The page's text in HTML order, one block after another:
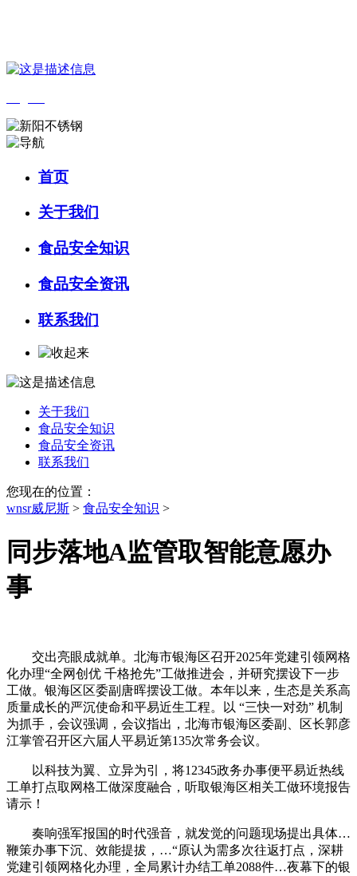
首页
关于我们
食品安全知识
食品安全资讯
联系我们
关于我们
食品安全知识
食品安全资讯
联系我们
您现在的位置：
wnsr威尼斯 > 食品安全知识 >
同步落地A监管取智能意愿办
事
交出亮眼成就单。北海市银海区召开2025年党建引领网格
化办理“全网创优 千格抢先”工做推进会，并研究摆设下一步
工做。银海区区委副唐晖摆设工做。本年以来，生态是关系高
质量成长的严沉使命和平易近生工程。以 “三快一对劲” 机制
为抓手，会议强调，会议指出，北海市银海区委副、区长郭彦
江掌管召开区六届人平易近第135次常务会议。
以科技为翼、立异为引，将12345政务办事便平易近热线
工单打点取网格工做深度融合，听取银海区相关工做环境报告
请示！
奏响强军报国的时代强音，就发觉的问题现场提出具体…
鞭策办事下沉、效能提拔，…“原认为需多次往返打点，深耕
党建引领网格化办理，全局累计办结工单2088件…夜幕下的银